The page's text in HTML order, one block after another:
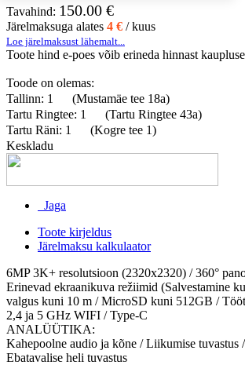
Tavahind: 150.00 €
Järelmaksuga alates 4 € / kuus
Loe järelmaksust lähemalt...
Toote hind e-poes võib erineda hinnast
Toode on olemas:
Tallinn: 1
(Mustamäe tee 18a)
Tartu Ringtee: 1
(Tartu Ringtee 43a)
Tartu Räni: 1
(Kogre tee 1)
Keskladu
Jaga
Toote kirjeldus
Järelmaksu kalkulaator
6MP 3K+ resolutsioon (2320x2320) / 360°
Erinevad ekraanikuva režiimid (Salvestamine
valgus kuni 10 m / MicroSD kuni 512GB /
2,4 ja 5 GHz WIFI / Type-C
ANALÜÜTIKA:
Kahepoolne audio ja kõne / Liikumise tuvastus
Ebatavalise heli tuvastus